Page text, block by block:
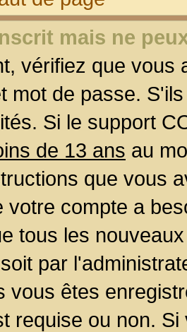
mais ne
vérifiez que
mot de passe.
Si le support
de 13 ans au
que vous
votre compte a
tous les
par
vous êtes
requise ou non.